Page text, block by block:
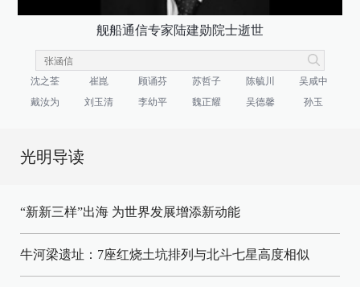
舰船通信专家陆建勋院士逝世
沈之荃 崔崑 顾诵芬 苏哲子 陈毓川
吴咸中
戴汝为
刘玉清 李幼平 魏正耀 吴德馨 孙玉
光明导读
“新新三样”出海 为世界发展增添新动能
牛河梁遗址：7座红烧土坑排列与北斗七星高度相似